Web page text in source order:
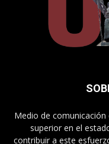
Medio de
superior en el
contribuir a este